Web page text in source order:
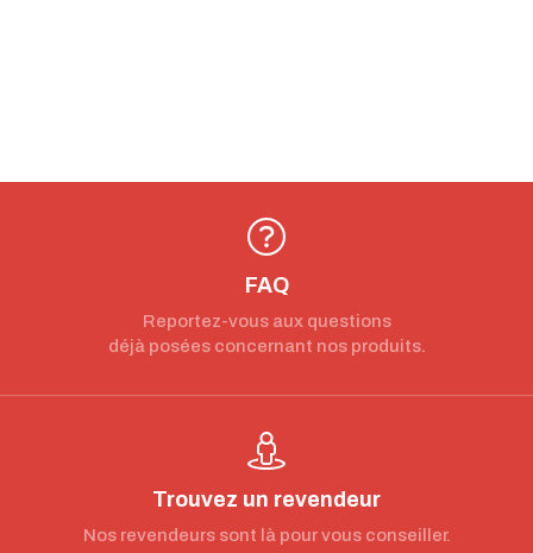
FAQ
Reportez-vous aux questions
déjà posées concernant nos produits.
Trouvez un revendeur
Nos revendeurs sont là pour vous conseiller.